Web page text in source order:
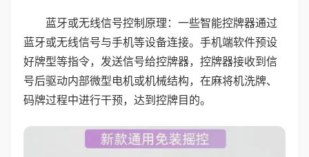
蓝牙或无线信号控制原理：一些智能控牌器通过
蓝牙或无线信号与手机等设备连接。手机端软件预设
好牌型等指令，发送信号给控牌器，控牌器接收到信
号后驱动内部微型电机或机械结构，在麻将机洗牌、
码牌过程中进行干预，达到控牌目的。